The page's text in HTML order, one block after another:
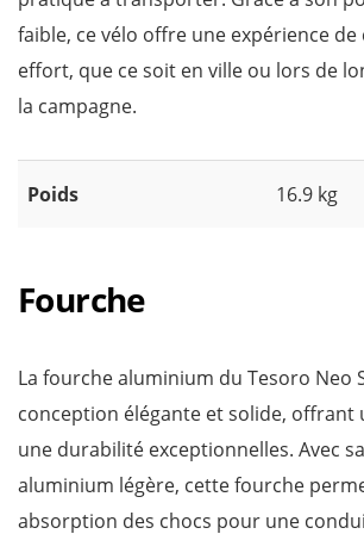
faible, ce vélo offre une expérience
effort, que ce soit en ville ou lors de
la campagne.
Poids 16.9 kg
Fourche
La fourche aluminium du Tesoro Neo
conception élégante et solide, offrant
une durabilité exceptionnelles. Avec
aluminium légère, cette fourche
absorption des chocs pour une